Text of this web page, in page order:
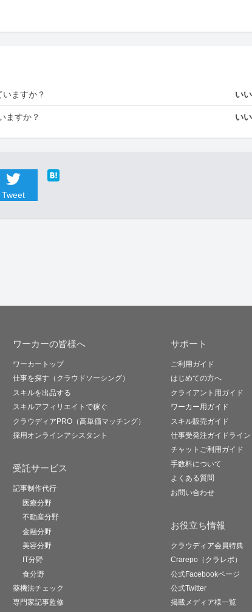
ますか？ い
ますか？ い
Tweet
ワーカーの皆様へ
ワーカートップ
仕事を探す（クラウドソーシング）
スキルを出品する
スキルアフィリエイトで稼ぐ
クラウディアPRO（高単価マッチング）
採用オンラインアシスタント
受託サービス
記事制作代行
医療分野
不動産分野
金融分野
美容分野
IT分野
食分野
薬機法チェック
専門家記事監修
サポート
ご利用ガイド
はじめての方へ
クライアント用ガイド
ワーカー用ガイド
スキル販売ガイド
仕事受発注ガイドライン
チャットご利用ガイド
手数料について
よくある質問
お問い合わせ
お役立ち情報
クラウディア会員特典
Crarepo（クラレポ）
公式Facebookページ
公式Twitter
掲載メディア様一覧